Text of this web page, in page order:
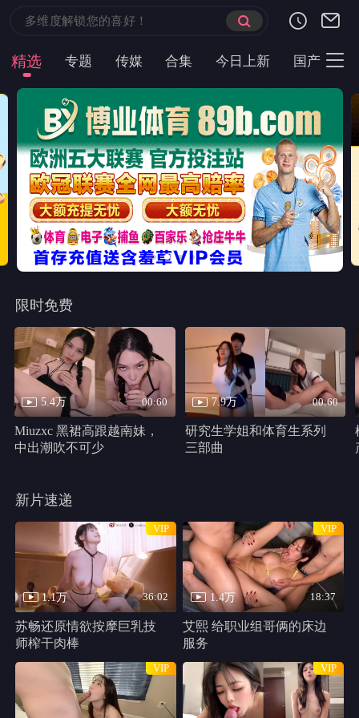
首页 现代言情 都市短剧 云短榜单 最近更新
千万别松手 HD
主演： 哈莉·贝瑞,克里斯汀·帕克,马修·凯文·安德森,史蒂芬妮·拉文
尼,Percy,Daggs,IV,安东尼·B.詹金斯,Cadence,Compton
共 1 集
千万别松手 线路1